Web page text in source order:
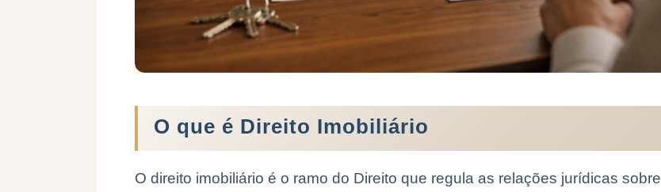
O que é Direito Imobiliário
O direito imobiliário é o ramo do Direito que regula as relações jurídicas sobre